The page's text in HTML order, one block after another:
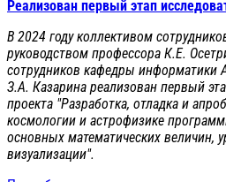
Реализован первый этап
В 2024 году коллективом
руководством профессора К.Е.
сотрудников кафедры информатики
З.А. Казарина реализован первый
проекта "Разработка, отладка и
космологии и астрофизике
основных математических величин,
визуализации".